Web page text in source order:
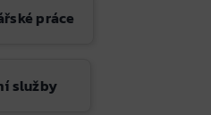
práce
služby